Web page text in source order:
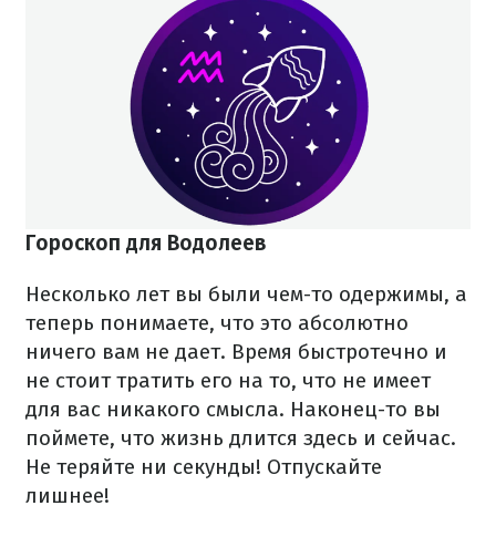
Гороскоп для Водолеев
Несколько лет вы были чем-то одержимы, а
теперь понимаете, что это абсолютно
ничего вам не дает. Время быстротечно и
не стоит тратить его на то, что не имеет
для вас никакого смысла. Наконец-то вы
поймете, что жизнь длится здесь и сейчас.
Не теряйте ни секунды! Отпускайте
лишнее!